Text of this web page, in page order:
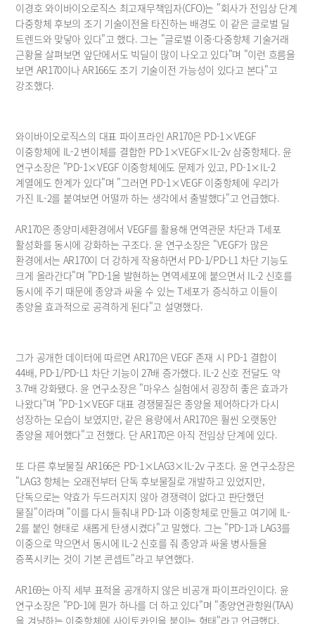
이경호 와이바이오로직스 최고재무책임자(CFO)는 "회사가 전임상 단계
다중항체 후보의 조기 기술이전을 타진하는 배경도 이 같은 글로벌 딜
트렌드와 맞닿아 있다"고 했다. 그는 "글로벌 이중·다중항체 기술거래
근황을 살펴보면 앞단에서도 빅딜이 많이 나오고 있다"며 "이런 흐름을
보면 AR170이나 AR166도 조기 기술이전 가능성이 있다고 본다"고
강조했다.
와이바이오로직스의 대표 파이프라인 AR170은 PD-1×VEGF
이중항체에 IL-2 변이체를 결합한 PD-1×VEGF×IL-2v 삼중항체다. 윤
연구소장은 "PD-1×VEGF 이중항체에도 문제가 있고, PD-1×IL-2
계열에도 한계가 있다"며 "그러면 PD-1×VEGF 이중항체에 우리가
가진 IL-2를 붙여보면 어떨까 하는 생각에서 출발했다"고 언급했다.
AR170은 종양미세환경에서 VEGF를 활용해 면역관문 차단과 T세포
활성화를 동시에 강화하는 구조다. 윤 연구소장은 "VEGF가 많은
환경에서는 AR170이 더 강하게 작용하면서 PD-1/PD-L1 차단 기능도
크게 올라간다"며 "PD-1을 발현하는 면역세포에 붙으면서 IL-2 신호를
동시에 주기 때문에 종양과 싸울 수 있는 T세포가 증식하고 이들이
종양을 효과적으로 공격하게 된다"고 설명했다.
그가 공개한 데이터에 따르면 AR170은 VEGF 존재 시 PD-1 결합이
44배, PD-1/PD-L1 차단 기능이 27배 증가했다. IL-2 신호 전달도 약
3.7배 강화됐다. 윤 연구소장은 "마우스 실험에서 굉장히 좋은 효과가
나왔다"며 "PD-1×VEGF 대표 경쟁물질은 종양을 제어하다가 다시
성장하는 모습이 보였지만, 같은 용량에서 AR170은 훨씬 오랫동안
종양을 제어했다"고 전했다. 단 AR170은 아직 전임상 단계에 있다.
또 다른 후보물질 AR166은 PD-1×LAG3×IL-2v 구조다. 윤 연구소장은
"LAG3 항체는 오래전부터 단독 후보물질로 개발하고 있었지만,
단독으로는 약효가 두드러지지 않아 경쟁력이 없다고 판단했던
물질"이라며 "이를 다시 들춰내 PD-1과 이중항체로 만들고 여기에 IL-
2를 붙인 형태로 새롭게 탄생시켰다"고 말했다. 그는 "PD-1과 LAG3를
이중으로 막으면서 동시에 IL-2 신호를 줘 종양과 싸울 병사들을
증폭시키는 것이 기본 콘셉트"라고 부연했다.
AR169는 아직 세부 표적을 공개하지 않은 비공개 파이프라인이다. 윤
연구소장은 "PD-1에 뭔가 하나를 더 하고 있다"며 "종양연관항원(TAA)
을 겨냥하는 이중항체에 사이토카인을 붙이는 형태"라고 언급했다.